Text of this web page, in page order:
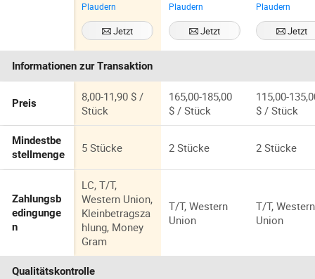
Huawei Y5
2017 Y6 PRO
2018 Y7 Y8 Y9
Prime 2019
Display für
Huawei Nova 2
3I 4 5t 6 7I 8I 9
Se Plus
Touchscreen
Plaudern
Jetzt
Kontaktieren
Display-Touch-
Digitizer mit
Rahmen
Plaudern
Jetzt
Kontaktieren
Digitizer
Baugruppe
Rahmen
Plaudern
Jetzt
Informationen zur Transaktion
Preis
8,00-11,90 $ /
Stück
165,00-185,00
$ / Stück
115,00-
$ / Stück
Mindestbe
stellmenge
5 Stücke 2 Stücke 2 Stücke
Zahlungsb
edingunge
n
LC, T/T,
Western Union,
Kleinbetragsza
hlung, Money
Gram
T/T, Western
Union
T/T, Western
Union
Qualitätskontrolle